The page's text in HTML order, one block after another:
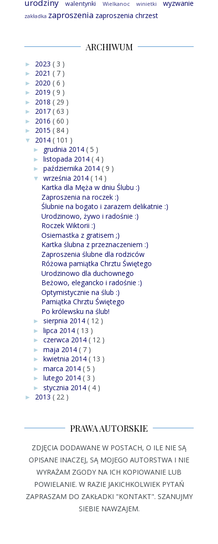
urodziny walentynki Wielkanoc winietki wyzwanie
zakładka zaproszenia zaproszenia chrzest
ARCHIWUM
► 2023 ( 3 )
► 2021 ( 7 )
► 2020 ( 6 )
► 2019 ( 9 )
► 2018 ( 29 )
► 2017 ( 63 )
► 2016 ( 60 )
► 2015 ( 84 )
▼ 2014 ( 101 )
► grudnia 2014 ( 5 )
► listopada 2014 ( 4 )
► października 2014 ( 9 )
▼ września 2014 ( 14 )
Kartka dla Męża w dniu Ślubu :)
Zaproszenia na roczek :)
Ślubnie na bogato i zarazem delikatnie :)
Urodzinowo, żywo i radośnie :)
Roczek Wiktorii :)
Osiemastka z gratisem ;)
Kartka ślubna z przeznaczeniem :)
Zaproszenia ślubne dla rodziców
Różowa pamiątka Chrztu Świętego
Urodzinowo dla duchownego
Beżowo, elegancko i radośnie :)
Optymistycznie na ślub :)
Pamiątka Chrztu Świętego
Po królewsku na ślub!
► sierpnia 2014 ( 12 )
► lipca 2014 ( 13 )
► czerwca 2014 ( 12 )
► maja 2014 ( 7 )
► kwietnia 2014 ( 13 )
► marca 2014 ( 5 )
► lutego 2014 ( 3 )
► stycznia 2014 ( 4 )
► 2013 ( 22 )
PRAWA AUTORSKIE
ZDJĘCIA DODAWANE W POSTACH, O ILE NIE SĄ
OPISANE INACZEJ, SĄ MOJEGO AUTORSTWA I NIE
WYRAŻAM ZGODY NA ICH KOPIOWANIE LUB
POWIELANIE. W RAZIE JAKICHKOLWIEK PYTAŃ
ZAPRASZAM DO ZAKŁADKI "KONTAKT". SZANUJMY
SIEBIE NAWZAJEM.